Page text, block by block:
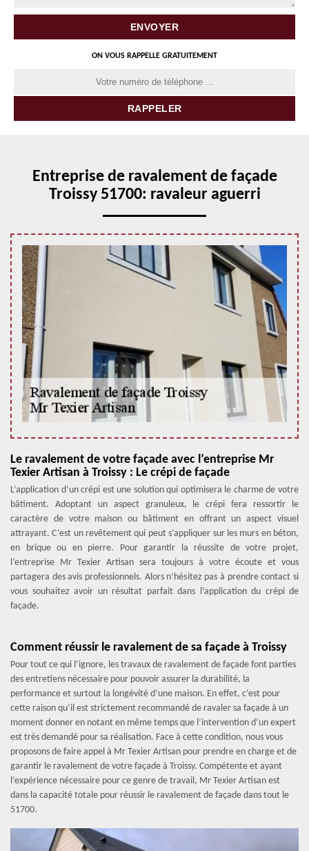
ON VOUS RAPPELLE GRATUITEMENT
Entreprise de ravalement de façade
Troissy 51700: ravaleur aguerri
Le ravalement de votre façade avec l’entreprise Mr
Texier Artisan à Troissy : Le crépi de façade
L’application d’un crépi est une solution qui optimisera le charme de votre
bâtiment. Adoptant un aspect granuleux, le crépi fera ressortir le
caractère de votre maison ou bâtiment en offrant un aspect visuel
attrayant. C’est un revêtement qui peut s’appliquer sur les murs en béton,
en brique ou en pierre. Pour garantir la réussite de votre projet,
l’entreprise Mr Texier Artisan sera toujours à votre écoute et vous
partagera des avis professionnels. Alors n’hésitez pas à prendre contact si
vous souhaitez avoir un résultat parfait dans l’application du crépi de
façade.
Comment réussir le ravalement de sa façade à Troissy
Pour tout ce qui l’ignore, les travaux de ravalement de façade font parties
des entretiens nécessaire pour pouvoir assurer la durabilité, la
performance et surtout la longévité d’une maison. En effet, c’est pour
cette raison qu’il est strictement recommandé de ravaler sa façade à un
moment donner en notant en même temps que l’intervention d’un expert
est très demandé pour sa réalisation. Face à cette condition, nous vous
proposons de faire appel à Mr Texier Artisan pour prendre en charge et de
garantir le ravalement de votre façade à Troissy. Compétente et ayant
l’expérience nécessaire pour ce genre de travail, Mr Texier Artisan est
dans la capacité totale pour réussir le ravalement de façade dans tout le
51700.